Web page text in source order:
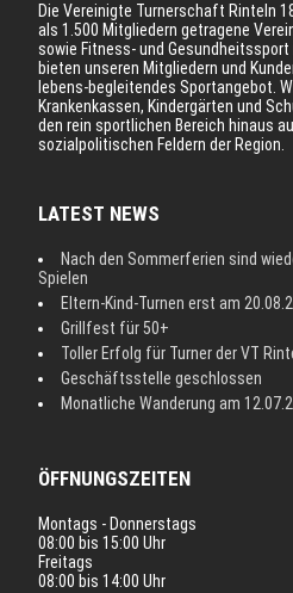
Die Vereinigte Turnerschaft Rinteln
als 1.500 Mitgliedern getragene
sowie Fitness- und
bieten unseren Mitgliedern und
lebens-begleitendes Sportangebot.
Krankenkassen, Kindergärten und
den rein sportlichen Bereich hinaus
sozialpolitischen Feldern der Region.
LATEST NEWS
Nach den Sommerferien sind
Spielen
Eltern-Kind-Turnen erst am
Grillfest für 50+
Toller Erfolg für Turner der VT
Geschäftsstelle geschlossen
Monatliche Wanderung am
ÖFFNUNGSZEITEN
Montags - Donnerstags
08:00 bis 15:00 Uhr
Freitags
08:00 bis 14:00 Uhr